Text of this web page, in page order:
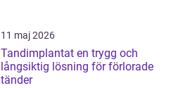
11 maj 2026
Tandimplantat en trygg och
långsiktig lösning för förlorade
tänder